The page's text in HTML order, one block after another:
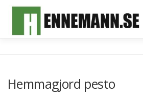
Hoppa
Hemmagjord pesto